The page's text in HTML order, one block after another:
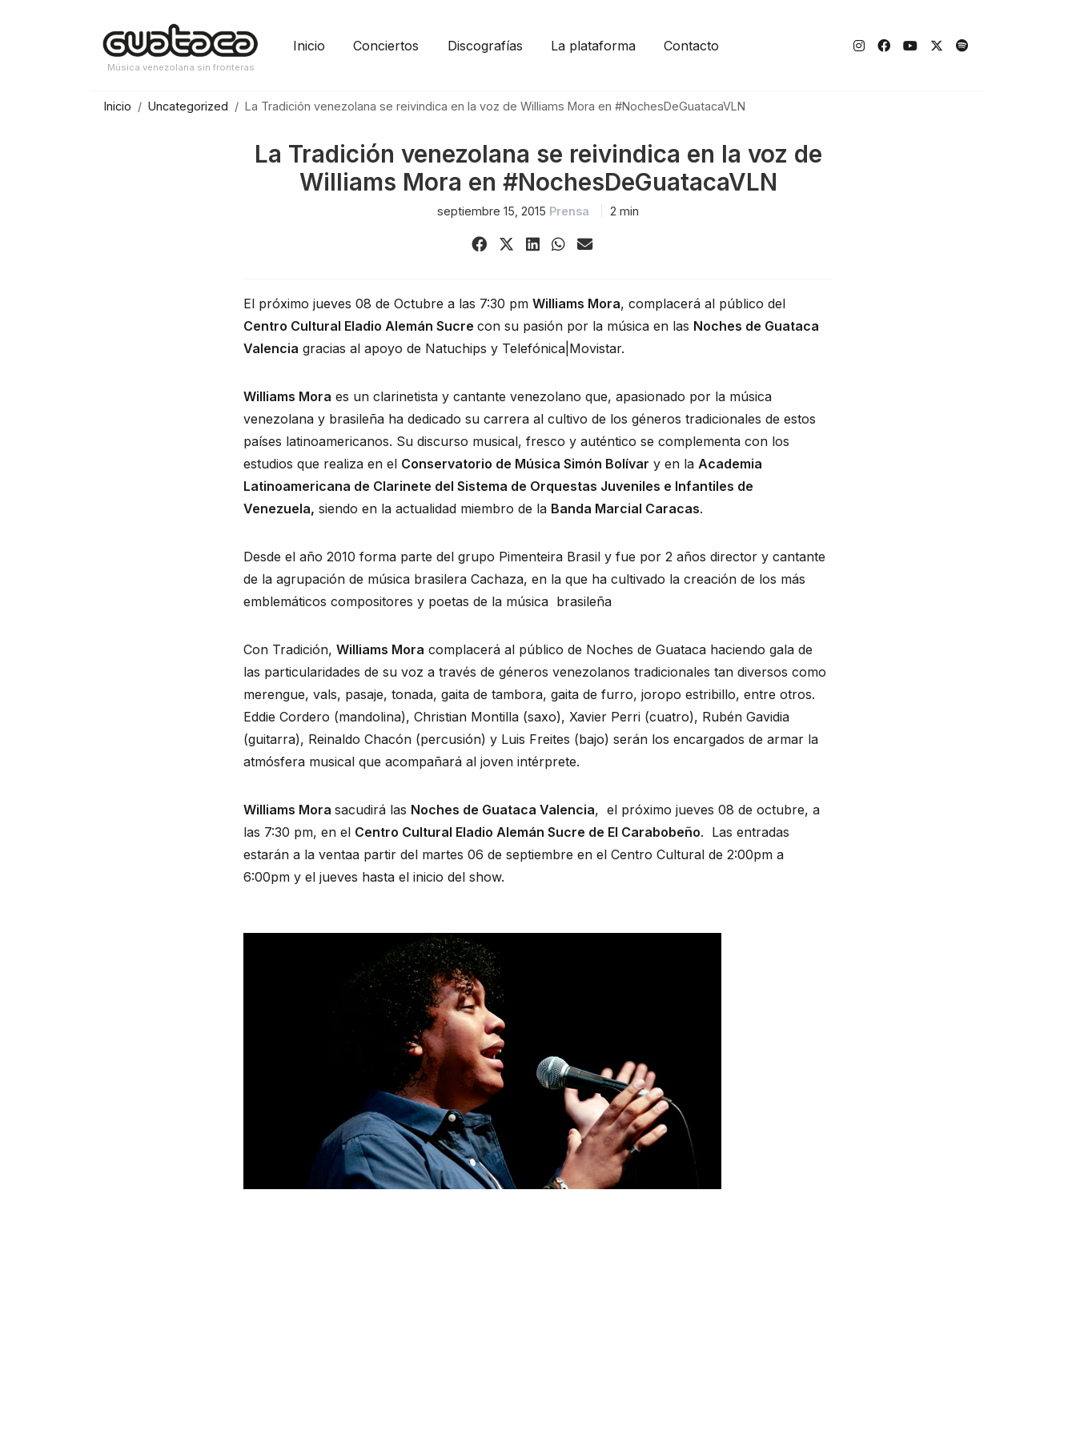
Música venezolana sin fronteras
Inicio Conciertos Discografías La plataforma Contacto
Inicio Uncategorized La Tradición venezolana se reivindica en la voz de Williams Mora en #NochesDeGuatacaVLN
La Tradición venezolana se reivindica en la voz de
Williams Mora en #NochesDeGuatacaVLN
septiembre 15, 2015 Prensa 2 min
Share Share
(Twitter)
ShareShareShare
El próximo jueves 08 de Octubre a las 7:30 pm Williams Mora, complacerá al público del
Centro Cultural Eladio Alemán Sucre con su pasión por la música en las Noches de Guataca
Valencia gracias al apoyo de Natuchips y Telefónica|Movistar.
Williams Mora es un clarinetista y cantante venezolano que, apasionado por la música
venezolana y brasileña ha dedicado su carrera al cultivo de los géneros tradicionales de estos
países latinoamericanos. Su discurso musical, fresco y auténtico se complementa con los
estudios que realiza en el Conservatorio de Música Simón Bolívar y en la Academia
Latinoamericana de Clarinete del Sistema de Orquestas Juveniles e Infantiles de
Venezuela, siendo en la actualidad miembro de la Banda Marcial Caracas.
Desde el año 2010 forma parte del grupo Pimenteira Brasil y fue por 2 años director y cantante
de la agrupación de música brasilera Cachaza, en la que ha cultivado la creación de los más
emblemáticos compositores y poetas de la música brasileña
Con Tradición, Williams Mora complacerá al público de Noches de Guataca haciendo gala de
las particularidades de su voz a través de géneros venezolanos tradicionales tan diversos como
merengue, vals, pasaje, tonada, gaita de tambora, gaita de furro, joropo estribillo, entre otros.
Eddie Cordero (mandolina), Christian Montilla (saxo), Xavier Perri (cuatro), Rubén Gavidia
(guitarra), Reinaldo Chacón (percusión) y Luis Freites (bajo) serán los encargados de armar la
atmósfera musical que acompañará al joven intérprete.
Williams Mora sacudirá las Noches de Guataca Valencia, el próximo jueves 08 de octubre, a
las 7:30 pm, en el Centro Cultural Eladio Alemán Sucre de El Carabobeño. Las entradas
estarán a la ventaa partir del martes 06 de septiembre en el Centro Cultural de 2:00pm a
6:00pm y el jueves hasta el inicio del show.